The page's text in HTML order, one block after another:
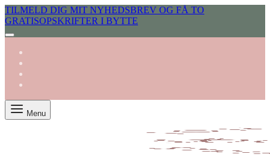
TILMELD DIG MIT NYHEDSBREV OG FÅ TO
GRATISOPSKRIFTER I BYTTE
Menu